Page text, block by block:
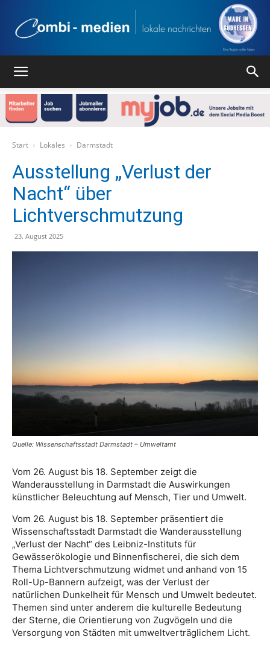
Start Lokales Darmstadt
Ausstellung „Verlust der
Nacht“ über
Lichtverschmutzung
23. August 2025
Quelle: Wissenschaftsstadt Darmstadt – Umweltamt
Vom 26. August bis 18. September zeigt die
Wanderausstellung in Darmstadt die Auswirkungen
künstlicher Beleuchtung auf Mensch, Tier und Umwelt.
Vom 26. August bis 18. September präsentiert die
Wissenschaftsstadt Darmstadt die Wanderausstellung
„Verlust der Nacht“ des Leibniz-Instituts für
Gewässerökologie und Binnenfischerei, die sich dem
Thema Lichtverschmutzung widmet und anhand von 15
Roll-Up-Bannern aufzeigt, was der Verlust der
natürlichen Dunkelheit für Mensch und Umwelt bedeutet.
Themen sind unter anderem die kulturelle Bedeutung
der Sterne, die Orientierung von Zugvögeln und die
Versorgung von Städten mit umweltverträglichem Licht.